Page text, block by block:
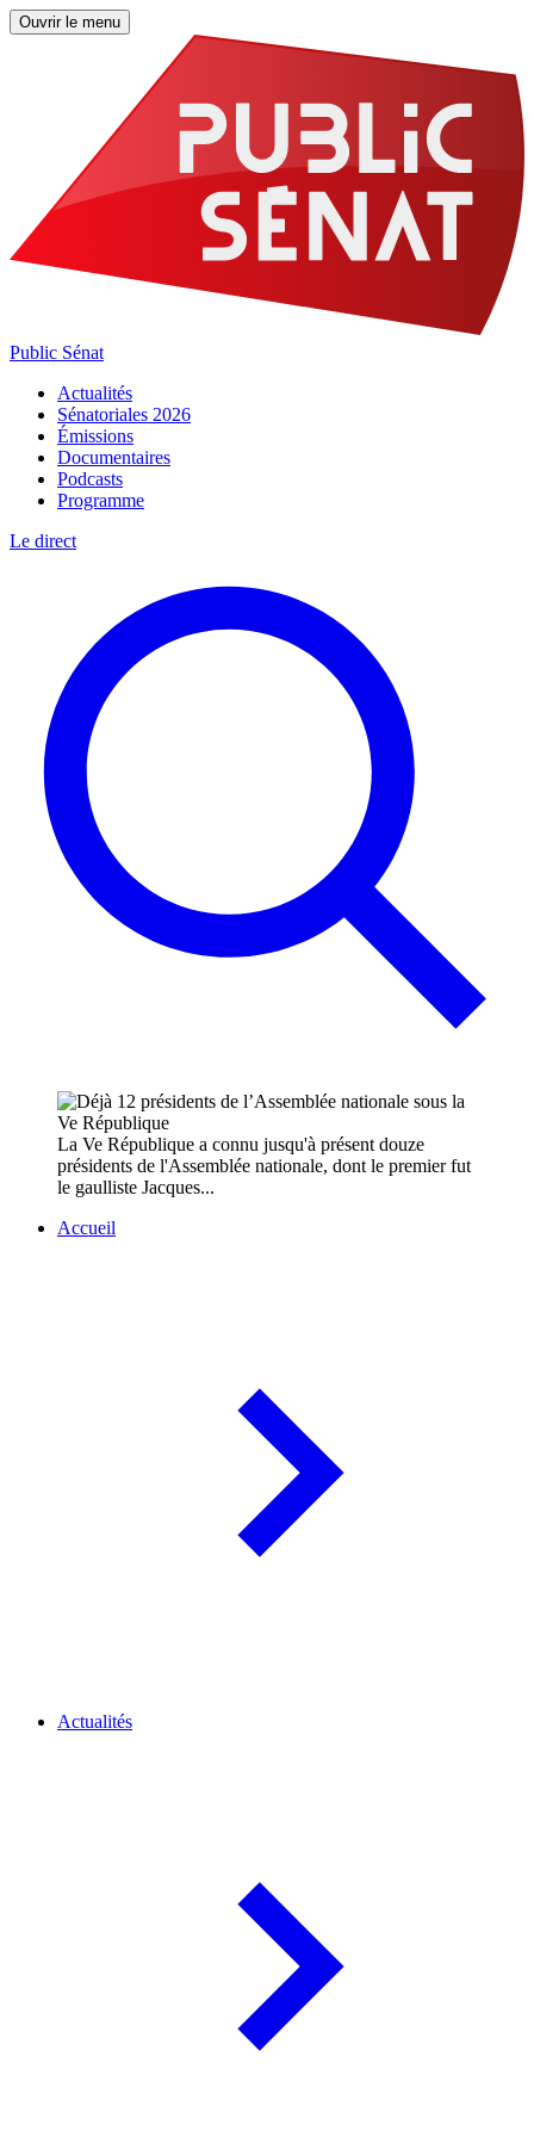
Ouvrir le menu
Public Sénat
Actualités
Sénatoriales 2026
Émissions
Documentaires
Podcasts
Programme
Le direct
La Ve République a connu jusqu'à présent douze
présidents de l'Assemblée nationale, dont le premier fut
le gaulliste Jacques...
Accueil
Actualités